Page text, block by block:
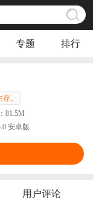
专题 排行
。
81.5M
安卓版
用户评论